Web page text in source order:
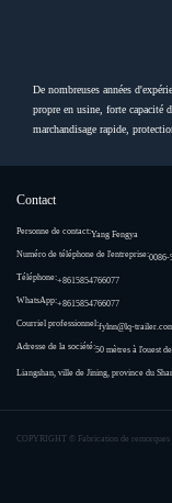
Contact
Personne de contact:Yang Fengya
Numéro de téléphone de l'entreprise:0086-
Téléphone:+8615854766077
WhatsApp:+8615854766077
Courriel professionnel:fylnn@lq-
Adresse de la société:50 mètres à l'ouest
Liangshan, ville de Jining, province du
De nombreuses années
propre en usine, forte capacité
marchandisage rapide,
COPYRIGHT © Fabrication de